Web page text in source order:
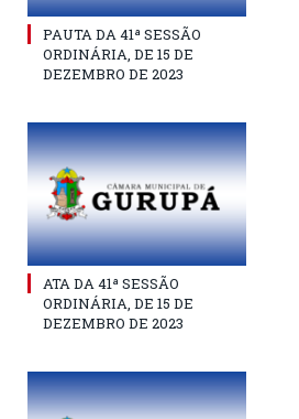
PAUTA DA 41ª SESSÃO
ORDINÁRIA, DE 15 DE
DEZEMBRO DE 2023
ATA DA 41ª SESSÃO
ORDINÁRIA, DE 15 DE
DEZEMBRO DE 2023